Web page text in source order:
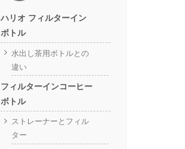
ハリオ フィルターイン
ボトル
水出し茶用ボトルとの
違い
フィルターインコーヒー
ボトル
ストレーナーとフィル
ター